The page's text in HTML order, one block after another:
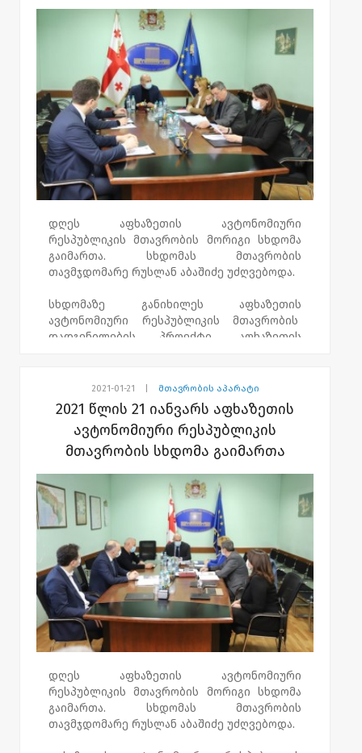
მინისტრის აპარატის და აფხაზეთის
ავტონომიური რესპუბლიკიდან იძულებით
გადაადგილებულ პირთა-დევნილთა
სამინისტროს ტერიტორიული ორგანოების
დებულებებში განსახორციელებელი
ცვლილებების პროექტები. ასევე განიხილეს
სხდომის დღის წესრიგით
გათვალისწინებული სხვა საკითხები.
დღეს აფხაზეთის ავტონომიური
რესპუბლიკის მთავრობის მორიგი სხდომა
გაიმართა. სხდომას მთავრობის
თავმჯდომარე რუსლან აბაშიძე უძღვებოდა.
სხდომაზე განიხილეს აფხაზეთის
ავტონომიური რესპუბლიკის მთავრობის
დადგენილების პროექტი „აფხაზეთის
გადაადგილებულ პირთა-დევნილთა
სოციალური დაცვის მიზნით ერთჯერადი
დახმარების გაცემის წესის დამტკიცების
შესახებ“.
გათვალისწინებული სხვა საკითხები.
2021-01-21 მთავრობის აპარატი
2021 წლის 21 იანვარს აფხაზეთის
ავტონომიური რესპუბლიკის
მთავრობის სხდომა გაიმართა
დღეს აფხაზეთის ავტონომიური
რესპუბლიკის მთავრობის მორიგი სხდომა
გაიმართა. სხდომას მთავრობის
თავმჯდომარე რუსლან აბაშიძე უძღვებოდა.